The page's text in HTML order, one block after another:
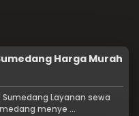
Harga Murah
Sumedang Layanan sewa
menye ...